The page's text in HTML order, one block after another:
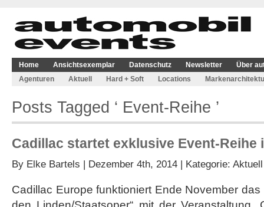
Home Ansichtsexemplar Datenschutz Newsletter
Über
Agenturen
Aktuell Hard + Soft Locations
Posts Tagged ‘ Event-Reihe ’
Cadillac startet exklusive Event-Reihe
By Elke Bartels | Dezember 4th, 2014 | Kategorie: Aktuell
Cadillac Europe funktioniert Ende November das